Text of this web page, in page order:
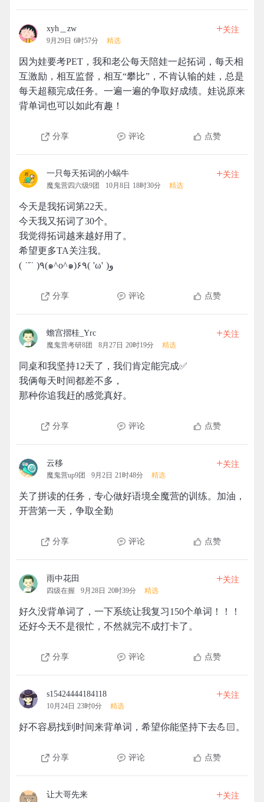
xyh＿zw
9月29日 6时57分 精选
+关注
因为娃要考PET，我和老公每天陪娃一起拓词，每天相
互激励，相互监督，相互“攀比”，不肯认输的娃，总是
每天超额完成任务。一遍一遍的争取好成绩。娃说原来
背单词也可以如此有趣！
分享 评论 点赞
一只每天拓词的小蜗牛
魔鬼营四六级9团 10月8日 18时30分 精选
+关注
今天是我拓词第22天。
今天我又拓词了30个。
我觉得拓词越来越好用了。
希望更多TA关注我。
( ˙˘˙ )٩(๑^o^๑)۶٩( 'ω' )و
分享 评论 点赞
蟾宫摺桂_Yrc
魔鬼营考研8团 8月27日 20时19分 精选
+关注
同桌和我坚持12天了，我们肯定能完成✅
我俩每天时间都差不多，
那种你追我赶的感觉真好。
分享 评论 点赞
云移
魔鬼营up9团 9月2日 21时48分 精选
+关注
关了拼读的任务，专心做好语境全魔营的训练。加油，
开营第一天，争取全勤
分享 评论 点赞
雨中花田
四级在握 9月28日 20时39分 精选
+关注
好久没背单词了，一下系统让我复习150个单词！！！
还好今天不是很忙，不然就完不成打卡了。
分享 评论 点赞
s15424444184118
10月24日 23时0分 精选
+关注
好不容易找到时间来背单词，希望你能坚持下去💪🏻。
分享 评论 点赞
让大哥先来 +关注